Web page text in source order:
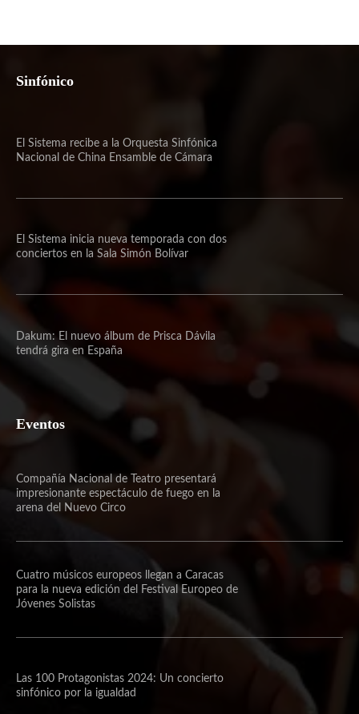
Sinfónico
El Sistema recibe a la Orquesta Sinfónica
Nacional de China Ensamble de Cámara
El Sistema inicia nueva temporada con dos
conciertos en la Sala Simón Bolívar
Dakum: El nuevo álbum de Prisca Dávila
tendrá gira en España
Eventos
Compañía Nacional de Teatro presentará
impresionante espectáculo de fuego en la
arena del Nuevo Circo
Cuatro músicos europeos llegan a Caracas
para la nueva edición del Festival Europeo de
Jóvenes Solistas
Las 100 Protagonistas 2024: Un concierto
sinfónico por la igualdad